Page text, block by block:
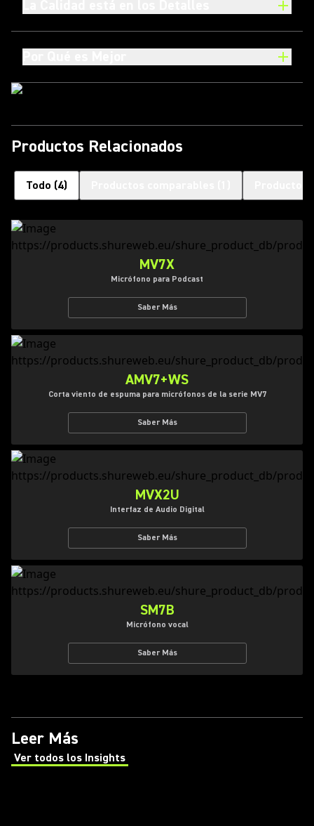
Productos Relacionados
Todo (4)
MV7X
Micrófono para Podcast
Saber Más
AMV7+WS
Corta viento de espuma para micrófonos de la serie MV7
Saber Más
MVX2U
Interfaz de Audio Digital
Saber Más
SM7B
Micrófono vocal
Saber Más
Leer Más
Ver todos los Insights
(Opens in a new tab)